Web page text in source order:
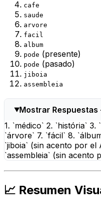
cafe
saude
arvore
facil
album
pode (presente)
pode (pasado)
jiboia
assembleia
Mostrar Respuestas
1. `médico` 2. `história` 3.
`árvore` 7. `fácil` 8.
`jiboia` (sin acento por el
`assembleia` (sin acento
📈 Resumen